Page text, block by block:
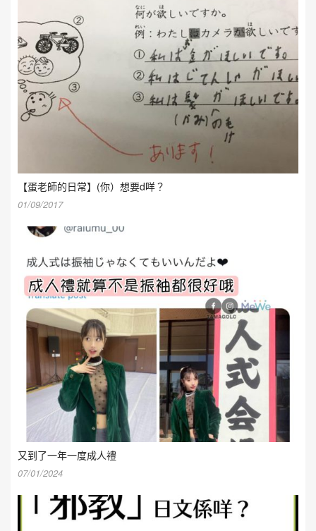
【蛋老師的日常】(你）想要d咩？
01/09/2017
又到了一年一度成人禮
07/01/2024